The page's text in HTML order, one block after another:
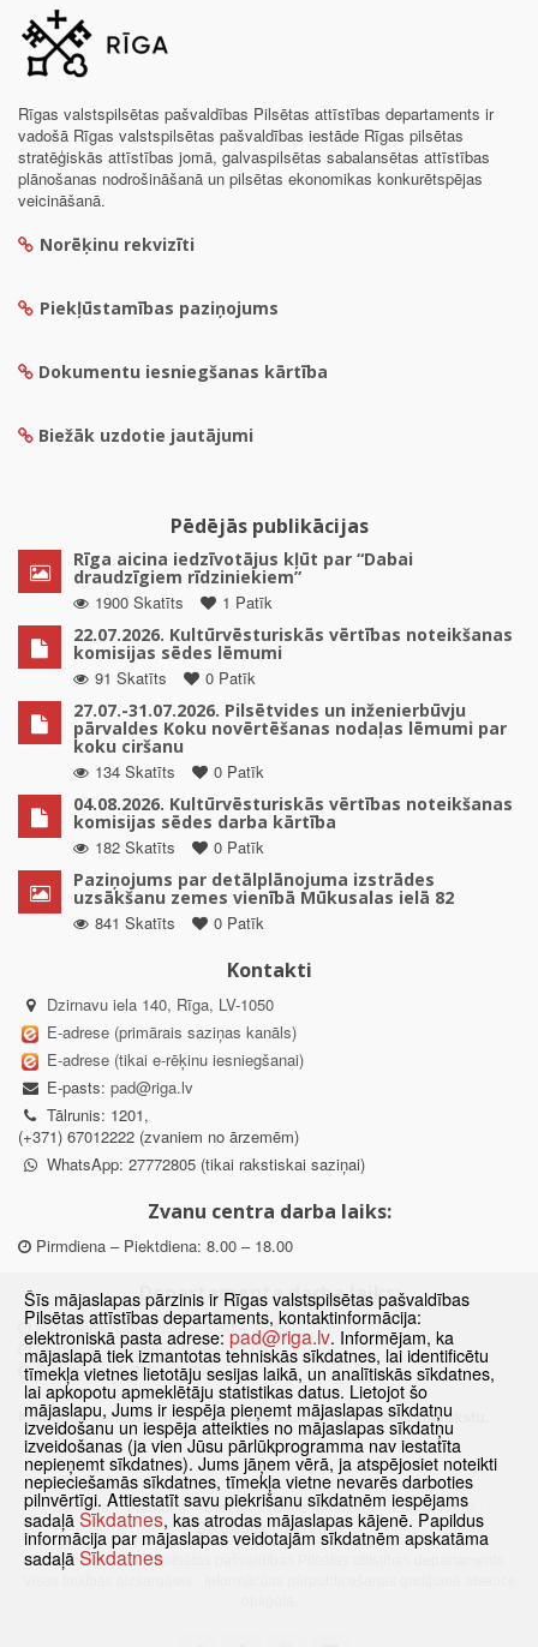
Rīgas valstspilsētas pašvaldības Pilsētas attīstības departaments ir
vadošā Rīgas valstspilsētas pašvaldības iestāde Rīgas pilsētas
stratēģiskās attīstības jomā, galvaspilsētas sabalansētas attīstības
plānošanas nodrošināšanā un pilsētas ekonomikas konkurētspējas
veicināšanā.
Norēķinu rekvizīti
Piekļūstamības paziņojums
Dokumentu iesniegšanas kārtība
Biežāk uzdotie jautājumi
Pēdējās publikācijas
Rīga aicina iedzīvotājus kļūt par “Dabai
draudzīgiem rīdziniekiem”
1900 Skatīts
1 Patīk
22.07.2026. Kultūrvēsturiskās vērtības noteikšanas
komisijas sēdes lēmumi
91 Skatīts
0 Patīk
27.07.-31.07.2026. Pilsētvides un inženierbūvju
pārvaldes Koku novērtēšanas nodaļas lēmumi par
koku ciršanu
134 Skatīts
0 Patīk
04.08.2026. Kultūrvēsturiskās vērtības noteikšanas
komisijas sēdes darba kārtība
182 Skatīts
0 Patīk
Paziņojums par detālplānojuma izstrādes
uzsākšanu zemes vienībā Mūkusalas ielā 82
841 Skatīts
0 Patīk
Kontakti
Dzirnavu iela 140, Rīga, LV-1050
E-adrese (primārais saziņas kanāls)
E-adrese (tikai e-rēķinu iesniegšanai)
E-pasts: pad@riga.lv
Tālrunis: 1201,
(+371) 67012222 (zvaniem no ārzemēm)
WhatsApp: 27772805 (tikai rakstiskai saziņai)
Zvanu centra darba laiks:
Pirmdiena – Piektdiena: 8.00 – 18.00
Departamenta darba laiks:
Pirmdiena, Ceturtdiena: 8.30 – 18.00
Otrdiena, Trešdiena: 8.30 – 17.00
Piektdiena: 8.30 – 15.00
Klātienes konsultācijas pieejamas tikai ar iepriekšēju pierakstu.
Sākums Jaunumi Biežāk uzdotie jautājumi
Lapas karte
Sīkdatnes
Kontakti
© 2021 Rīgas valstspilsētas pašvaldības Pilsētas attīstības departaments.
Šīs mājaslapas pārzinis ir Rīgas valstspilsētas pašvaldības
Pilsētas attīstības departaments, kontaktinformācija:
elektroniskā pasta adrese: pad@riga.lv. Informējam, ka
mājaslapā tiek izmantotas tehniskās sīkdatnes, lai identificētu
tīmekļa vietnes lietotāju sesijas laikā, un analītiskās sīkdatnes,
lai apkopotu apmeklētāju statistikas datus. Lietojot šo
mājaslapu, Jums ir iespēja pieņemt mājaslapas sīkdatņu
izveidošanu un iespēja atteikties no mājaslapas sīkdatņu
izveidošanas (ja vien Jūsu pārlūkprogramma nav iestatīta
nepieņemt sīkdatnes). Jums jāņem vērā, ja atspējosiet noteikti
nepieciešamās sīkdatnes, tīmekļa vietne nevarēs darboties
pilnvērtīgi. Attiestatīt savu piekrišanu sīkdatnēm iespējams
sadaļā Sīkdatnes, kas atrodas mājaslapas kājenē. Papildus
informācija par mājaslapas veidotajām sīkdatnēm apskatāma
sadaļā Sīkdatnes